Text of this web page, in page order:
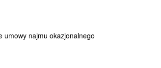
umowy najmu okazjonalnego